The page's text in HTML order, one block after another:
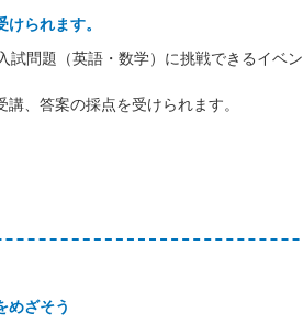
られます。
試問題（英語・数学）に挑戦できるイベン
、答案の採点を受けられます。
めざそう